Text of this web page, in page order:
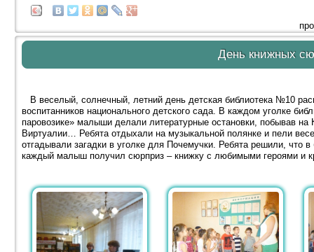
День книжных
В веселый, солнечный, летний день детская библиотека №10
воспитанников национального детского сада. В каждом уголке
паровозике» малыши делали литературные остановки, побывав
Виртуалии… Ребята отдыхали на музыкальной полянке и пели
отгадывали загадки в уголке для Почемучки. Ребята решили, что
каждый малыш получил сюрприз – книжку с любимыми героями и